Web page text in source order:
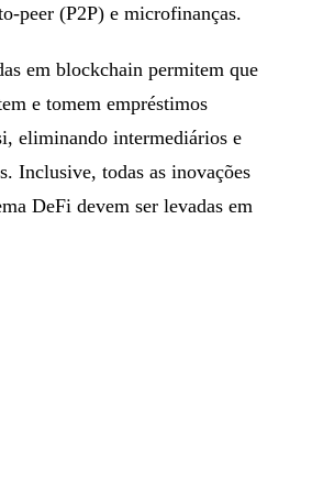
peer (P2P) e microfinanças.
em blockchain permitem que
e tomem empréstimos
eliminando intermediários e
Inclusive, todas as inovações
DeFi devem ser levadas em